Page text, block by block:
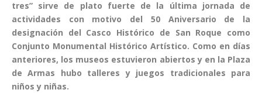
tres” sirve de plato fuerte de la última jornada de
actividades con motivo del 50 Aniversario de la
designación del Casco Histórico de San Roque como
Conjunto Monumental Histórico Artístico. Como en días
anteriores, los museos estuvieron abiertos y en la Plaza
de Armas hubo talleres y juegos tradicionales para
niños y niñas.